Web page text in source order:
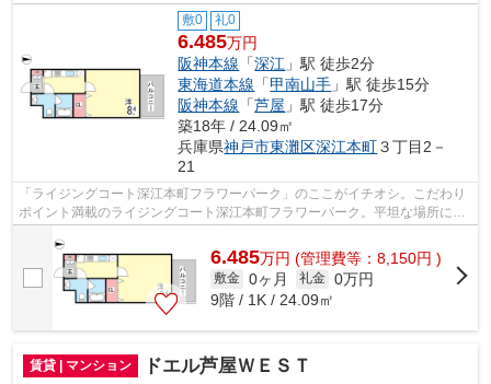
敷0 礼0
6.485万円
阪神本線 「深江 」駅 徒歩2分
東海道本線 「甲南山手 」駅 徒歩15分
阪神本線 「芦屋 」駅 徒歩17分
築18年 / 24.09㎡
兵庫県神戸市東灘区深江本町３丁目2－
21
「ライジングコート深江本町フラワーパーク」のここがイチオシ。こだわり
ポイント満載のライジングコート深江本町フラワーパーク。平坦な場所にあ
6.485万円 (管理費等：8,150円 )
敷金 0ヶ月 礼金 0万円
9階 / 1K / 24.09㎡
賃貸 | マンション ドエル芦屋ＷＥＳＴ